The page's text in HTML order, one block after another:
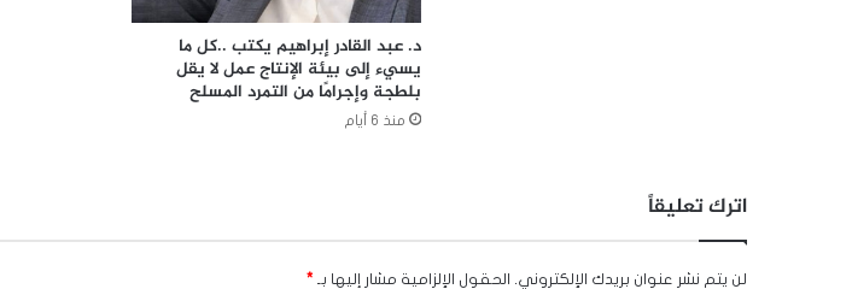
د. عبد القادر إبراهيم يكتب ..كل ما
يسيء إلى بيئة الإنتاج عمل لا يقل
بلطجة وإجرامًا من التمرد المسلح
منذ 6 أيام
اترك تعليقاً
لن يتم نشر عنوان بريدك الإلكتروني. الحقول الإلزامية مشار إليها بـ *